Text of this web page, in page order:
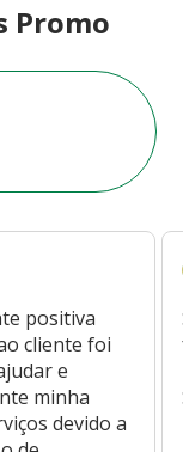
Promo
positiva
cliente foi
e
minha
devido a